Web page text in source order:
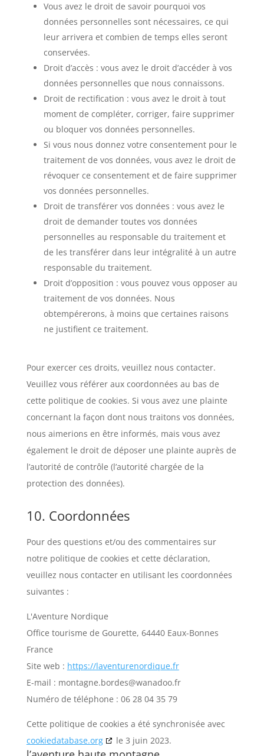
Vous avez le droit de savoir pourquoi vos
données personnelles sont nécessaires, ce qui
leur arrivera et combien de temps elles seront
conservées.
Droit d’accès : vous avez le droit d’accéder à vos
données personnelles que nous connaissons.
Droit de rectification : vous avez le droit à tout
moment de compléter, corriger, faire supprimer
ou bloquer vos données personnelles.
Si vous nous donnez votre consentement pour le
traitement de vos données, vous avez le droit de
révoquer ce consentement et de faire supprimer
vos données personnelles.
Droit de transférer vos données : vous avez le
droit de demander toutes vos données
personnelles au responsable du traitement et
de les transférer dans leur intégralité à un autre
responsable du traitement.
Droit d’opposition : vous pouvez vous opposer au
traitement de vos données. Nous
obtempérerons, à moins que certaines raisons
ne justifient ce traitement.
Pour exercer ces droits, veuillez nous contacter.
Veuillez vous référer aux coordonnées au bas de
cette politique de cookies. Si vous avez une plainte
concernant la façon dont nous traitons vos données,
nous aimerions en être informés, mais vous avez
également le droit de déposer une plainte auprès de
l’autorité de contrôle (l’autorité chargée de la
protection des données).
10. Coordonnées
Pour des questions et/ou des commentaires sur
notre politique de cookies et cette déclaration,
veuillez nous contacter en utilisant les coordonnées
suivantes :
L'Aventure Nordique
Office tourisme de Gourette, 64440 Eaux-Bonnes
France
Site web : https://laventurenordique.fr
E-mail : montagne.bordes@wanadoo.fr
Numéro de téléphone : 06 28 04 35 79
Cette politique de cookies a été synchronisée avec
cookiedatabase.org
le 3 juin 2023.